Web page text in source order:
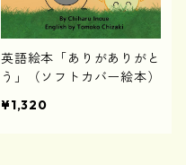
英語絵本「ありがありがと
う」（ソフトカバー絵本）
¥1,320